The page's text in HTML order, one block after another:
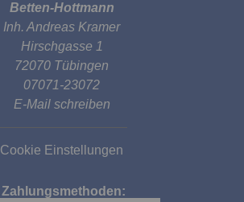
Betten-Hottmann
Inh. Andreas Kramer
Hirschgasse 1
72070 Tübingen
07071-23072
E-Mail schreiben
Cookie Einstellungen
Zahlungsmethoden: